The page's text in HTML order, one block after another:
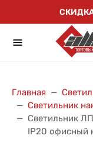
Главная
Светильник
Светильник
IP20 офисный